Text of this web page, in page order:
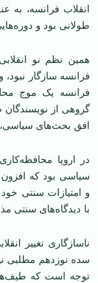
انقلاب فرانسه، به
طولانی بود و
همین نظم نو
فرانسه سازگار
فرانسه یک موج
گروهی از نویسندگان
افق بحث‌های
در اروپا
سیاسی بود که افزون
و امتیازات سنتی خود
با دیدگاه‌های سنتی
ناسازگاری تغییر
سده نوزدهم مطلبی
توجه است که